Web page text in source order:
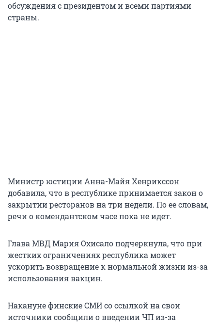
обсуждения с президентом и всеми партиями
страны.
Министр юстиции Анна-Майя Хенрикссон
добавила, что в республике принимается закон о
закрытии ресторанов на три недели. По ее словам,
речи о комендантском часе пока не идет.
Глава МВД Мария Охисало подчеркнула, что при
жестких ограничениях республика может
ускорить возвращение к нормальной жизни из-за
использования вакцин.
Накануне финские СМИ со ссылкой на свои
источники сообщили о введении ЧП из-за